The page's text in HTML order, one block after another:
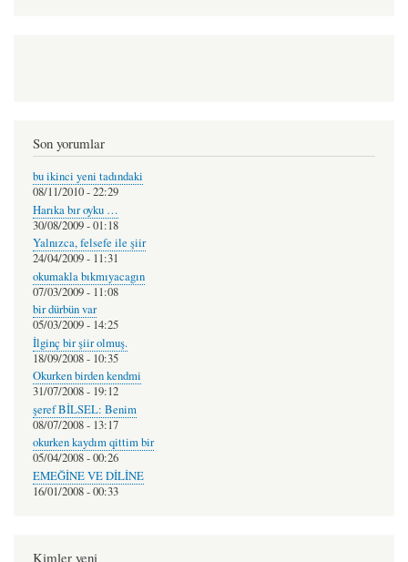
Son yorumlar
bu ikinci yeni tadındaki
08/11/2010 - 22:29
Harıka bır oyku …
30/08/2009 - 01:18
Yalnızca, felsefe ile şiir
24/04/2009 - 11:31
okumakla bıkmıyacagın
07/03/2009 - 11:08
bir dürbün var
05/03/2009 - 14:25
İlginç bir şiir olmuş.
18/09/2008 - 10:35
Okurken birden kendmi
31/07/2008 - 19:12
şeref BİLSEL: Benim
08/07/2008 - 13:17
okurken kaydım qittim bir
05/04/2008 - 00:26
EMEĞİNE VE DİLİNE
16/01/2008 - 00:33
Kimler yeni